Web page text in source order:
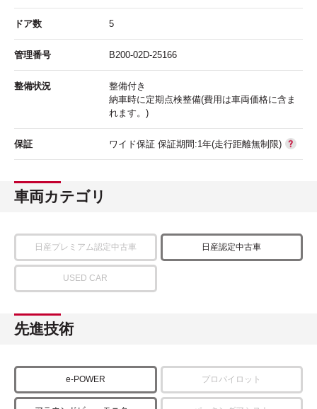
ドア数 5
管理番号 B200-02D-25166
整備状況
整備付き
納車時に定期点検整備(費用は車両価格に含ま
れます。)
保証 ワイド保証 保証期間:1年(走行距離無制限)
車両カテゴリ
日産プレミアム認定中古車 日産認定中古車
USED CAR
先進技術
e-POWER プロパイロット